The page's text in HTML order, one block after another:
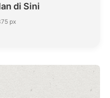
di Sini
px